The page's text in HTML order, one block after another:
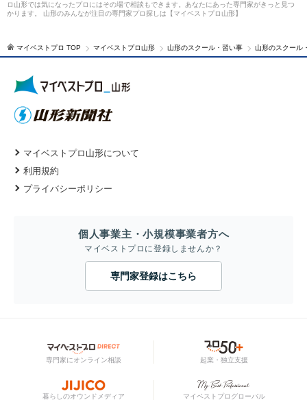
ロ山形では気になったプロにはその場で相談もできます。あなたにあった専門家がきっと見つ
かります。 山形のみんなが注目の専門家プロ探しは【マイベストプロ山形】
マイベストプロ TOP マイベストプロ山形 山形のスクール・習い事 山形のスクール
マイベストプロ山形について
利用規約
プライバシーポリシー
個人事業主・小規模事業者方へ
マイベストプロに登録しませんか？
専門家登録はこちら
専門家にオンライン相談 起業・独立支援
暮らしのオウンドメディア マイベストプログローバル